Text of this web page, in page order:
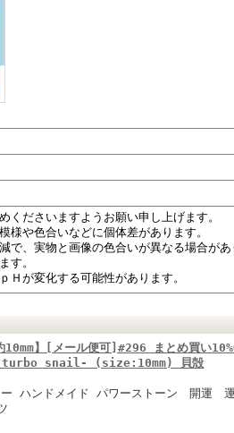
くださいますようお願い申し上げます。
様や色合いなどに個体差があります。
で、実物と画像の色合いが異なる場合があ
す。
Ｈが変化する可能性があります。
10mm】[メール便可]#296 まとめ買い
snail- (size:10mm) 貝殻
ー ハンドメイド パワーストーン 開運